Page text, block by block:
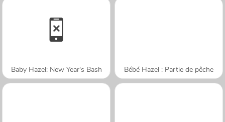
Baby Hazel: New Year's Bash Bébé Hazel : Partie de pêche